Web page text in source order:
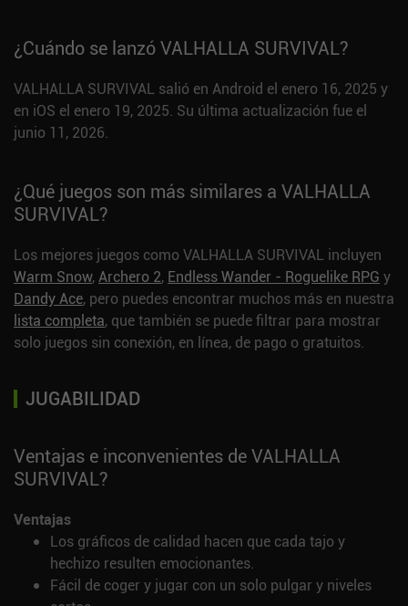
¿Cuándo se lanzó VALHALLA SURVIVAL?
VALHALLA SURVIVAL salió en Android el enero 16, 2025 y
en iOS el enero 19, 2025. Su última actualización fue el
junio 11, 2026.
¿Qué juegos son más similares a VALHALLA
SURVIVAL?
Los mejores juegos como VALHALLA SURVIVAL incluyen
Warm Snow,Archero 2, Endless Wander - Roguelike RPG y
Dandy Ace, pero puedes encontrar muchos más en nuestra
lista completa, que también se puede filtrar para mostrar
solo juegos sin conexión, en línea, de pago o gratuitos.
JUGABILIDAD
Ventajas e inconvenientes de VALHALLA
SURVIVAL?
Ventajas
Los gráficos de calidad hacen que cada tajo y
hechizo resulten emocionantes.
Fácil de coger y jugar con un solo pulgar y niveles